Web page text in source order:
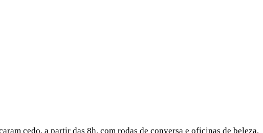
cedo, a partir das 8h, com rodas de conversa e oficinas de beleza,